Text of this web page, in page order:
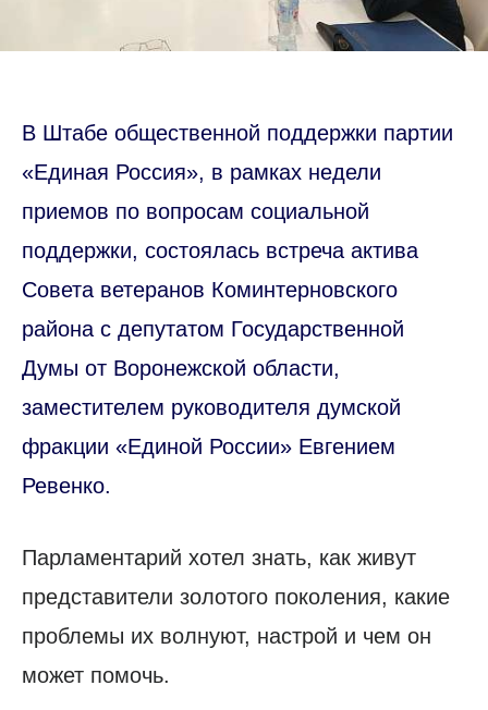
В Штабе общественной поддержки партии
«Единая Россия», в рамках недели
приемов по вопросам социальной
поддержки, состоялась встреча актива
Совета ветеранов Коминтерновского
района с депутатом Государственной
Думы от Воронежской области,
заместителем руководителя думской
фракции «Единой России» Евгением
Ревенко.
Парламентарий хотел знать, как живут
представители золотого поколения, какие
проблемы их волнуют, настрой и чем он
может помочь.